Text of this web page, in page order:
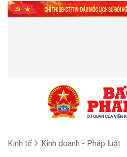
Kinh tế Kinh doanh - Pháp luật